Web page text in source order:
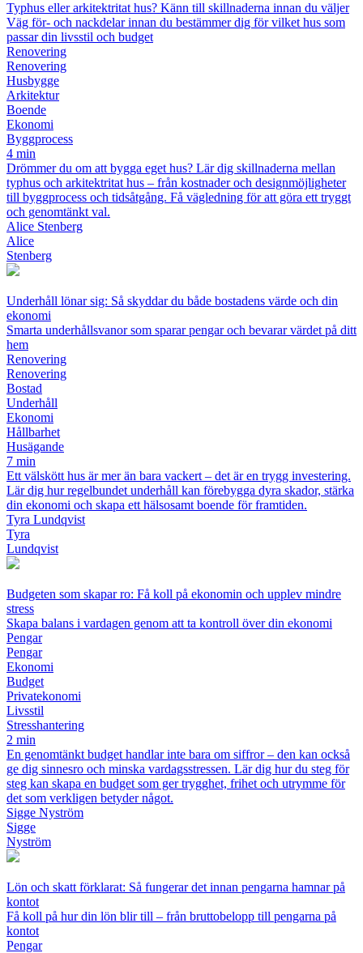
Typhus eller arkitektritat hus? Känn till skillnaderna innan du väljer
Väg för- och nackdelar innan du bestämmer dig för vilket hus som
passar din livsstil och budget
Renovering
Renovering
Husbygge
Arkitektur
Boende
Ekonomi
Byggprocess
4 min
Drömmer du om att bygga eget hus? Lär dig skillnaderna mellan
typhus och arkitektritat hus – från kostnader och designmöjligheter
till byggprocess och tidsåtgång. Få vägledning för att göra ett tryggt
och genomtänkt val.
Alice Stenberg
Alice
Stenberg
Underhåll lönar sig: Så skyddar du både bostadens värde och din
ekonomi
Smarta underhållsvanor som sparar pengar och bevarar värdet på ditt
hem
Renovering
Renovering
Bostad
Underhåll
Ekonomi
Hållbarhet
Husägande
7 min
Ett välskött hus är mer än bara vackert – det är en trygg investering.
Lär dig hur regelbundet underhåll kan förebygga dyra skador, stärka
din ekonomi och skapa ett hälsosamt boende för framtiden.
Tyra Lundqvist
Tyra
Lundqvist
Budgeten som skapar ro: Få koll på ekonomin och upplev mindre
stress
Skapa balans i vardagen genom att ta kontroll över din ekonomi
Pengar
Pengar
Ekonomi
Budget
Privatekonomi
Livsstil
Stresshantering
2 min
En genomtänkt budget handlar inte bara om siffror – den kan också
ge dig sinnesro och minska vardagsstressen. Lär dig hur du steg för
steg kan skapa en budget som ger trygghet, frihet och utrymme för
det som verkligen betyder något.
Sigge Nyström
Sigge
Nyström
Lön och skatt förklarat: Så fungerar det innan pengarna hamnar på
kontot
Få koll på hur din lön blir till – från bruttobelopp till pengarna på
kontot
Pengar